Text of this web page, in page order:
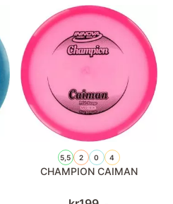
5,5 2 0 4
CHAMPION CAIMAN